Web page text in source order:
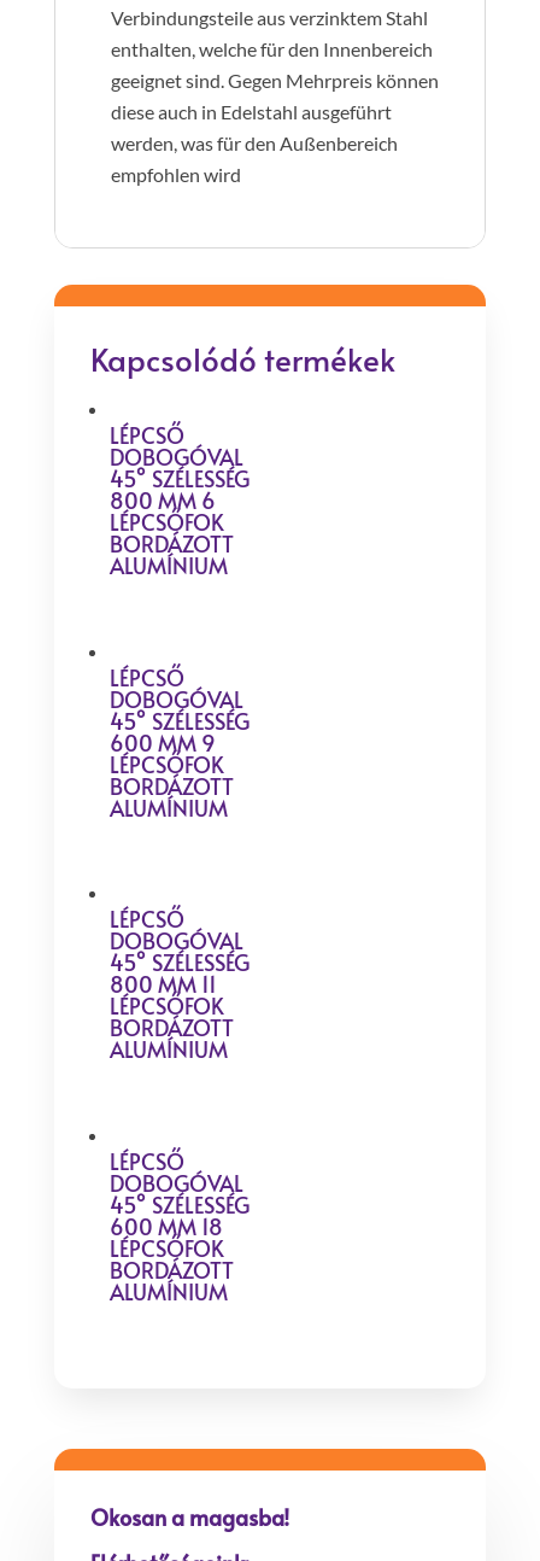
Verbindungsteile aus verzinktem Stahl
enthalten, welche für den Innenbereich
geeignet sind. Gegen Mehrpreis können
diese auch in Edelstahl ausgeführt
werden, was für den Außenbereich
empfohlen wird
Kapcsolódó termékek
LÉPCSŐ
DOBOGÓVAL
45° SZÉLESSÉG
800 MM 6
LÉPCSŐFOK
BORDÁZOTT
ALUMÍNIUM
LÉPCSŐ
DOBOGÓVAL
45° SZÉLESSÉG
600 MM 9
LÉPCSŐFOK
BORDÁZOTT
ALUMÍNIUM
LÉPCSŐ
DOBOGÓVAL
45° SZÉLESSÉG
800 MM 11
LÉPCSŐFOK
BORDÁZOTT
ALUMÍNIUM
LÉPCSŐ
DOBOGÓVAL
45° SZÉLESSÉG
600 MM 18
LÉPCSŐFOK
BORDÁZOTT
ALUMÍNIUM
Okosan a magasba!